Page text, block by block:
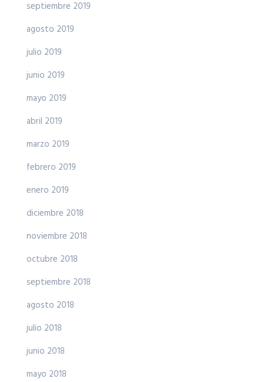
septiembre 2019
agosto 2019
julio 2019
junio 2019
mayo 2019
abril 2019
marzo 2019
febrero 2019
enero 2019
diciembre 2018
noviembre 2018
octubre 2018
septiembre 2018
agosto 2018
julio 2018
junio 2018
mayo 2018